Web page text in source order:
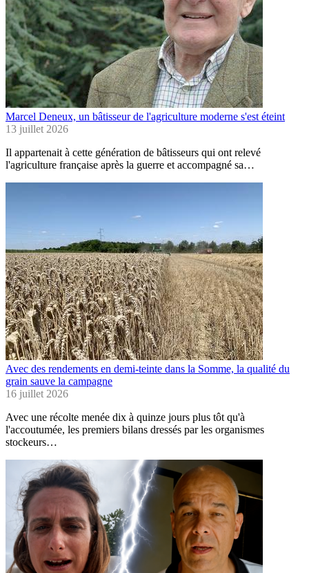
Marcel Deneux, un bâtisseur de l'agriculture moderne s'est éteint
13 juillet 2026
Il appartenait à cette génération de bâtisseurs qui ont relevé
l'agriculture française après la guerre et accompagné sa…
Avec des rendements en demi-teinte dans la Somme, la qualité du
grain sauve la campagne
16 juillet 2026
Avec une récolte menée dix à quinze jours plus tôt qu'à
l'accoutumée, les premiers bilans dressés par les organismes
stockeurs…